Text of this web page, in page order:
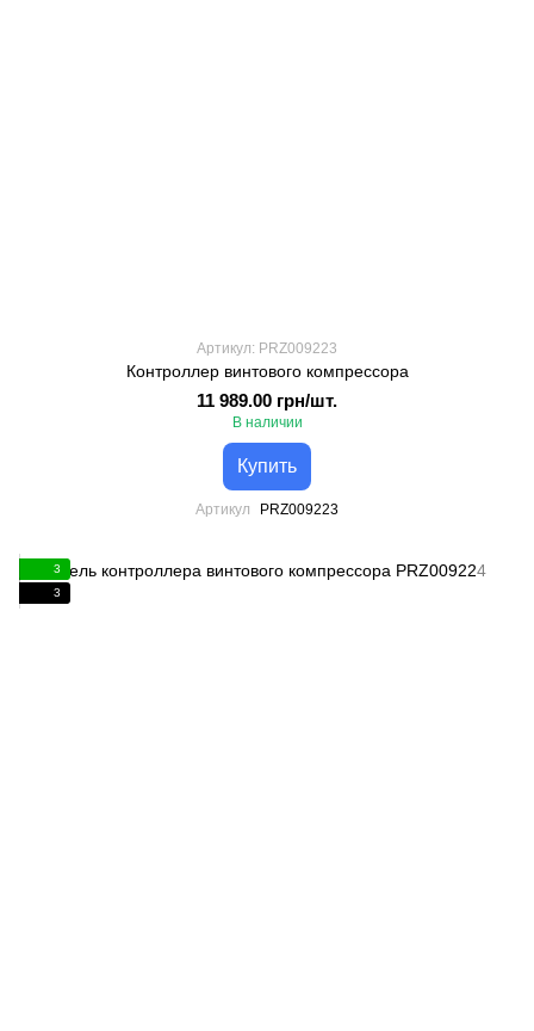
Артикул: PRZ009223
Контроллер винтового компрессора
11 989.00 грн/шт.
В наличии
Купить
Артикул PRZ009223
3
3